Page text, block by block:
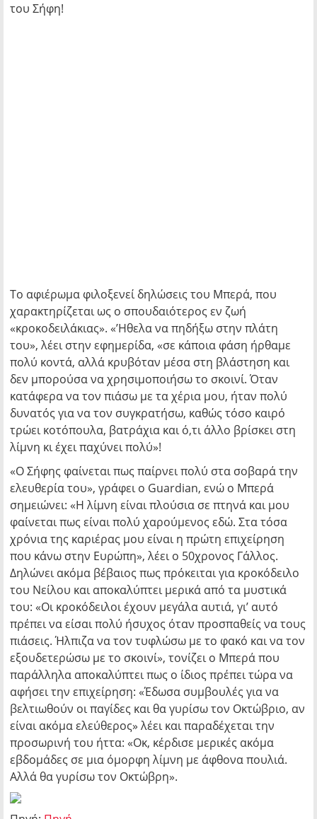
του Σήφη!
Το αφιέρωμα φιλοξενεί δηλώσεις του Μπερά, που
χαρακτηρίζεται ως ο σπουδαιότερος εν ζωή
«κροκοδειλάκιας». «’Ηθελα να πηδήξω στην πλάτη
του», λέει στην εφημερίδα, «σε κάποια φάση ήρθαμε
πολύ κοντά, αλλά κρυβόταν μέσα στη βλάστηση και
δεν μπορούσα να χρησιμοποιήσω το σκοινί. Όταν
κατάφερα να τον πιάσω με τα χέρια μου, ήταν πολύ
δυνατός για να τον συγκρατήσω, καθώς τόσο καιρό
τρώει κοτόπουλα, βατράχια και ό,τι άλλο βρίσκει στη
λίμνη κι έχει παχύνει πολύ»!
«Ο Σήφης φαίνεται πως παίρνει πολύ στα σοβαρά την
ελευθερία του», γράφει ο Guardian, ενώ ο Μπερά
σημειώνει: «Η λίμνη είναι πλούσια σε πτηνά και μου
φαίνεται πως είναι πολύ χαρούμενος εδώ. Στα τόσα
χρόνια της καριέρας μου είναι η πρώτη επιχείρηση
που κάνω στην Ευρώπη», λέει ο 50χρονος Γάλλος.
Δηλώνει ακόμα βέβαιος πως πρόκειται για κροκόδειλο
του Νείλου και αποκαλύπτει μερικά από τα μυστικά
του: «Οι κροκόδειλοι έχουν μεγάλα αυτιά, γι’ αυτό
πρέπει να είσαι πολύ ήσυχος όταν προσπαθείς να τους
πιάσεις. Ήλπιζα να τον τυφλώσω με το φακό και να τον
εξουδετερώσω με το σκοινί», τονίζει ο Μπερά που
παράλληλα αποκαλύπτει πως ο ίδιος πρέπει τώρα να
αφήσει την επιχείρηση: «Έδωσα συμβουλές για να
βελτιωθούν οι παγίδες και θα γυρίσω τον Οκτώβριο, αν
είναι ακόμα ελεύθερος» λέει και παραδέχεται την
προσωρινή του ήττα: «Οκ, κέρδισε μερικές ακόμα
εβδομάδες σε μια όμορφη λίμνη με άφθονα πουλιά.
Αλλά θα γυρίσω τον Οκτώβρη».